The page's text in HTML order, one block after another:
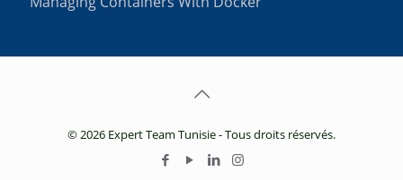
© 2026 Expert Team Tunisie - Tous droits réservés.